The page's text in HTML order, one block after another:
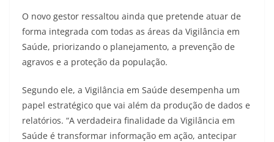
O novo gestor ressaltou ainda que pretende atuar de
forma integrada com todas as áreas da Vigilância em
Saúde, priorizando o planejamento, a prevenção de
agravos e a proteção da população.
Segundo ele, a Vigilância em Saúde desempenha um
papel estratégico que vai além da produção de dados e
relatórios. “A verdadeira finalidade da Vigilância em
Saúde é transformar informação em ação, antecipar